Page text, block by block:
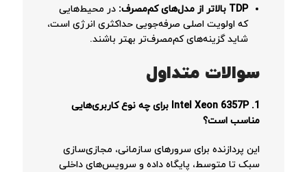
TDP بالاتر از مدل‌های کم‌مصرف:
در محیط‌هایی
که اولویت اصلی صرفه‌جویی حداکثری انرژی است،
شاید گزینه‌های کم‌مصرف‌تر بهتر باشند.
سوالات متداول
1. Intel Xeon 6357P برای چه نوع کاربری‌هایی
مناسب است؟
این پردازنده برای سرورهای سازمانی، مجازی‌سازی
سبک تا متوسط، پایگاه داده و سرویس‌های داخلی